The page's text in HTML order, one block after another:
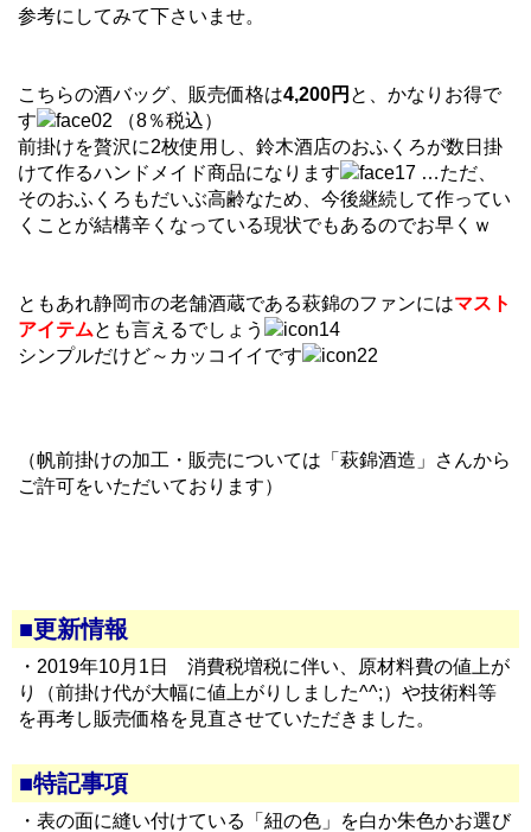
参考にしてみて下さいませ。
こちらの酒バッグ、販売価格は4,200円 と、かなりお得で
す
（8％税込）
前掛けを贅沢に2枚使用し、鈴木酒店のおふくろが数日掛
けて作るハンドメイド商品になります
…ただ、
そのおふくろもだいぶ高齢なため、今後継続して作ってい
くことが結構辛くなっている現状でもあるのでお早くｗ
ともあれ静岡市の老舗酒蔵である萩錦のファンにはマスト
アイテムとも言えるでしょう
シンプルだけど～カッコイイです
（帆前掛けの加工・販売については「萩錦酒造」さんから
ご許可をいただいております）
■更新情報
・2019年10月1日 消費税増税に伴い、原材料費の値上が
り（前掛け代が大幅に値上がりしました^^;）や技術料等
を再考し販売価格を見直させていただきました。
■特記事項
・表の面に縫い付けている「紐の色」を白か朱色かお選び